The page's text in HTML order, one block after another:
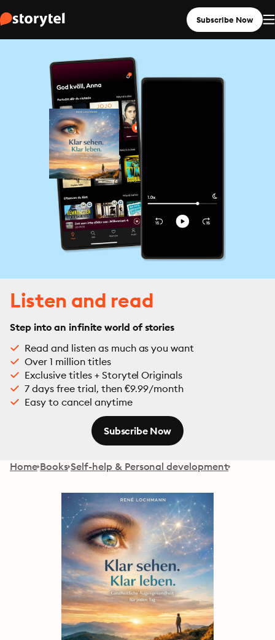
Subscribe Now
Listen and read
Step into an infinite world of stories
Read and listen as much as you want
Over 1 million titles
Exclusive titles + Storytel Originals
7 days free trial, then €9.99/month
Easy to cancel anytime
Subscribe Now
Home Books Self-help & Personal development